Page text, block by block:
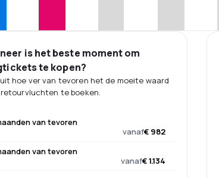
is het beste moment om
te kopen?
hoe ver van tevoren het de moeite waard
retourvluchten te boeken.
van tevoren
vanaf€ 982
van tevoren
vanaf€ 1.134